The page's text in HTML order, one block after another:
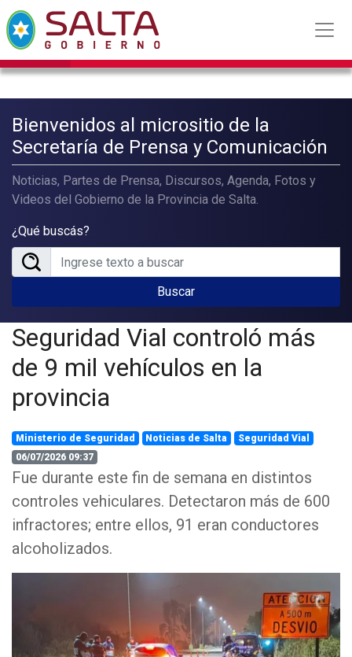
Bienvenidos al micrositio de la
Secretaría de Prensa y Comunicación
Noticias, Partes de Prensa, Discursos, Agenda, Fotos y
Videos del Gobierno de la Provincia de Salta.
¿Qué buscás?
Buscar
Seguridad Vial controló más
de 9 mil vehículos en la
provincia
Ministerio de Seguridad Noticias de Salta
Seguridad Vial
06/07/2026 09:37
Fue durante este fin de semana en distintos
controles vehiculares. Detectaron más de 600
infractores; entre ellos, 91 eran conductores
alcoholizados.